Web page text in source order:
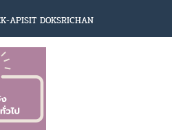
APISIT DOKSRICHAN